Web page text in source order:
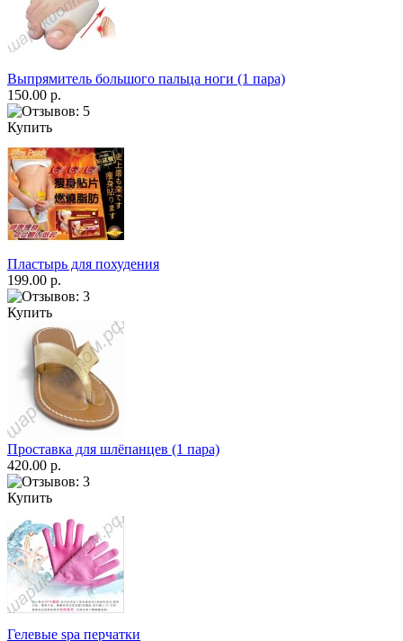
Выпрямитель большого пальца ноги (1 пара)
150.00 р.
Купить
Пластырь для похудения
199.00 р.
Купить
Проставка для шлёпанцев (1 пара)
420.00 р.
Купить
Гелевые spa перчатки